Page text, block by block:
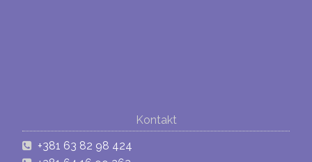
Kontakt
+381 63 82 98 424